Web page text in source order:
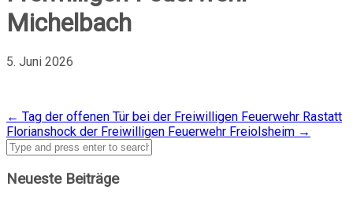
Michelbach
5. Juni 2026
Post
navigation
← Tag der offenen Tür bei der Freiwilligen Feuerwehr Rastatt
Florianshock der Freiwilligen Feuerwehr Freiolsheim →
Neueste Beiträge